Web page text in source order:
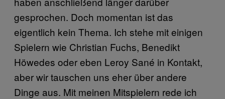
gesprochen. Doch momentan ist das
eigentlich kein Thema. Ich stehe mit einigen
Spielern wie Christian Fuchs, Benedikt
Höwedes oder eben Leroy Sané in Kontakt,
aber wir tauschen uns eher über andere
Dinge aus. Mit meinen Mitspielern rede ich